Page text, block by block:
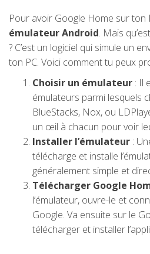
Pour avoir Google Home sur ton
émulateur Android. Mais
? C’est un logiciel qui simule un
ton PC. Voici comment tu peux
Choisir un émulateur : Il
émulateurs parmi lesquels
BlueStacks, Nox, ou
un œil à chacun pour voir
Installer l’émulateur :
télécharge et installe
généralement simple et
Télécharger Google
l’émulateur, ouvre-le et
Google. Va ensuite sur le
télécharger et installer